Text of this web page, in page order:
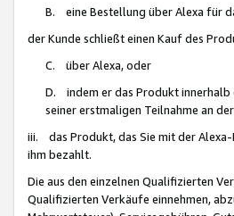
B. eine Bestellung über Alexa für
der Kunde schließt einen Kauf des
C. über Alexa, oder
D. indem er das Produkt innerhalb
seiner erstmaligen Teilnahme an
iii. das Produkt, das Sie mit der
ihm bezahlt.
Die aus den einzelnen Qualifizierten
Qualifizierten Verkäufe einnehmen,